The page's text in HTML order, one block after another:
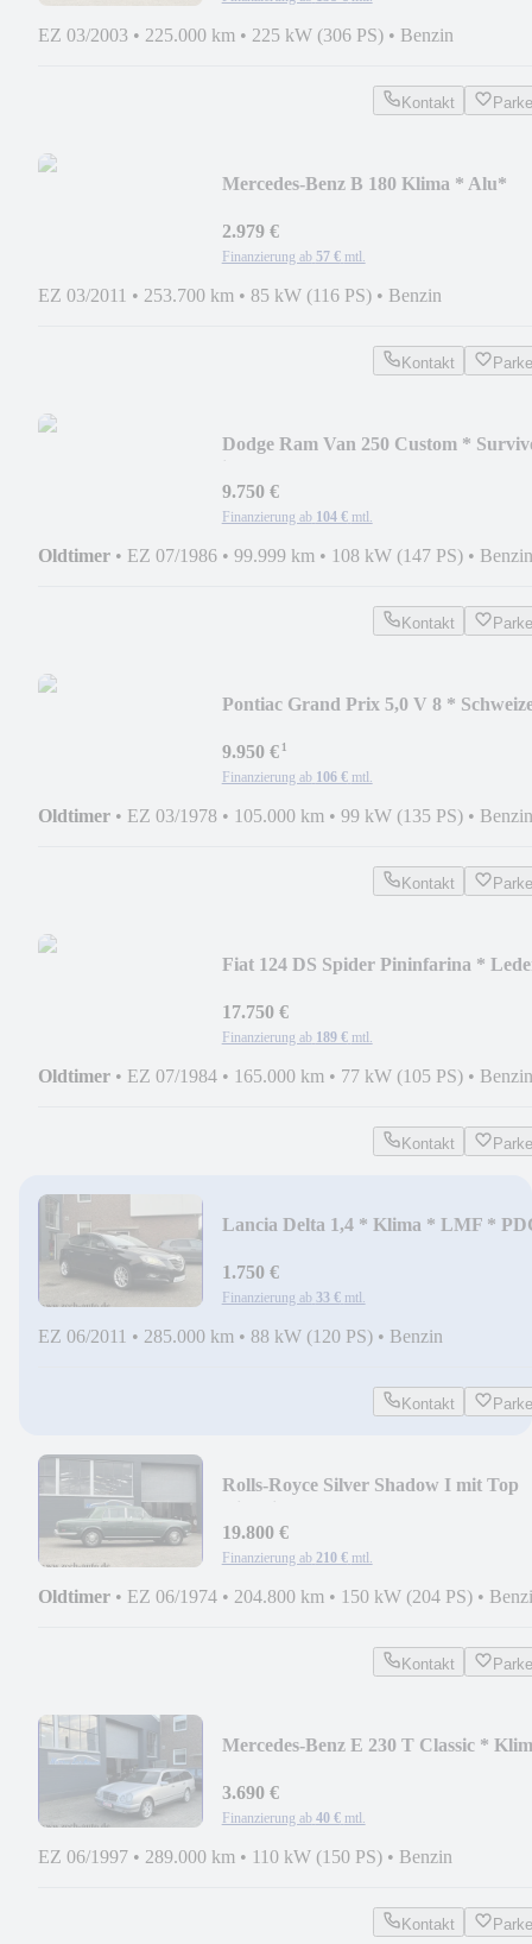
EZ 03/2003 • 225.000 km • 225 kW (306 PS) • Benzin
Kontakt
Mercedes-Benz B 180 Klima * Alu*
2.979 €
Finanzierung ab 57 € mtl.
EZ 03/2011 • 253.700 km • 85 kW (116 PS) • Benzin
Kontakt
Dodge Ram Van 250 Custom *
9.750 €
Finanzierung ab 104 € mtl.
Oldtimer • EZ 07/1986 • 99.999 km • 108 kW (147 PS) • Benzin
Kontakt
Pontiac Grand Prix 5,0 V 8 *
9.950 €¹
Finanzierung ab 106 € mtl.
Oldtimer • EZ 03/1978 • 105.000 km • 99 kW (135 PS) • Benzin
Kontakt
Fiat 124 DS Spider Pininfarina *
17.750 €
Finanzierung ab 189 € mtl.
Oldtimer • EZ 07/1984 • 165.000 km • 77 kW (105 PS) • Benzin
Kontakt
Lancia Delta 1,4 * Klima * LMF *
1.750 €
Finanzierung ab 33 € mtl.
EZ 06/2011 • 285.000 km • 88 kW (120 PS) • Benzin
Kontakt
Rolls-Royce Silver Shadow I mit Top
19.800 €
Finanzierung ab 210 € mtl.
Oldtimer • EZ 06/1974 • 204.800 km • 150 kW (204 PS) •
Kontakt
Mercedes-Benz E 230 T Classic *
3.690 €
Finanzierung ab 40 € mtl.
EZ 06/1997 • 289.000 km • 110 kW (150 PS) • Benzin
Kontakt